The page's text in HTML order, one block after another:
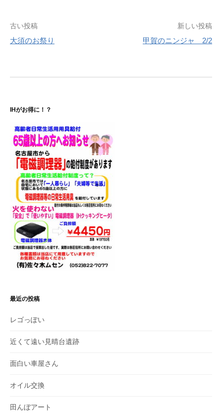
投
稿
シ
ョ
ン
古い投稿
大須のお祭り
新しい投稿
甲賀のニンジャ 2/2
IHがお得に！？
最近の投稿
レゴっぽい
近くて遠い見晴台遺跡
面白い車屋さん
オイル交換
田んぼアート